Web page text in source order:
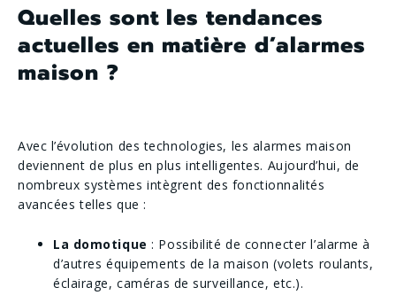
Quelles sont les tendances
actuelles en matière d’alarmes
maison ?
Avec l’évolution des technologies, les alarmes maison
deviennent de plus en plus intelligentes. Aujourd’hui, de
nombreux systèmes intègrent des fonctionnalités
avancées telles que :
La domotique : Possibilité de connecter l’alarme à
d’autres équipements de la maison (volets roulants,
éclairage, caméras de surveillance, etc.).